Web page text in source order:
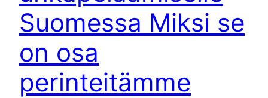
Suomessa Miksi se
on osa
perinteitämme